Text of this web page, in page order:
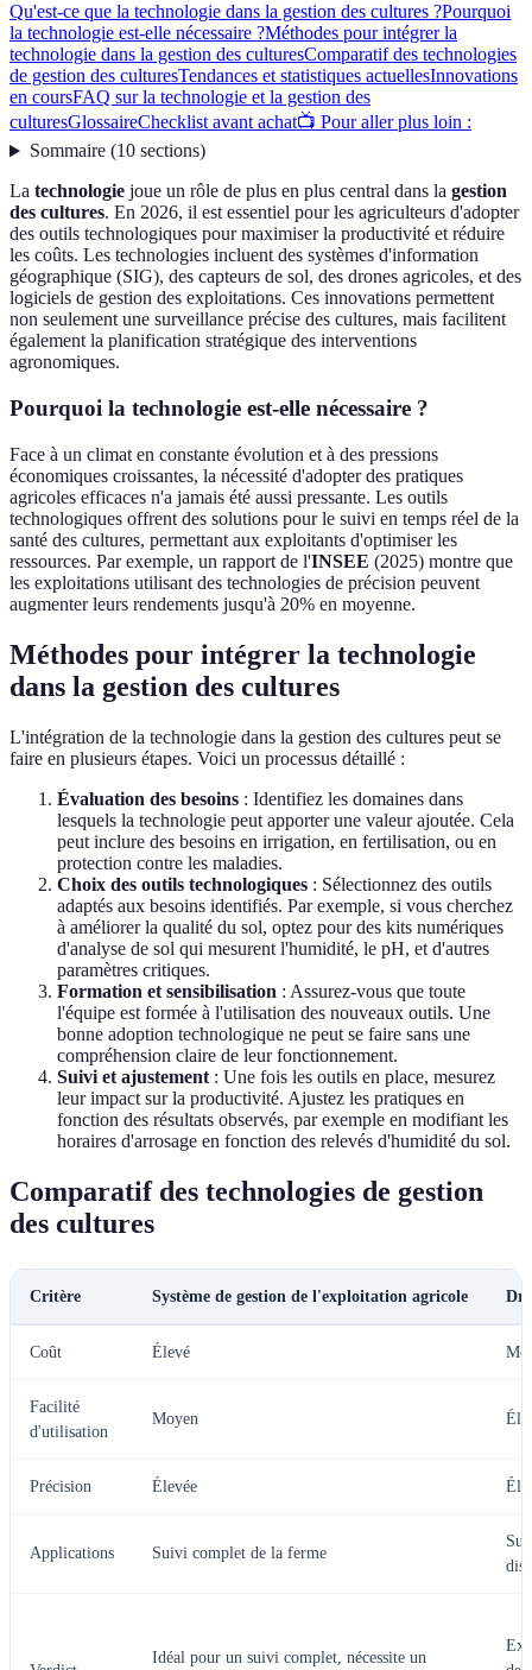
Qu'est-ce que la technologie dans la gestion des cultures ?Pourquoi
la technologie est-elle nécessaire ?Méthodes pour intégrer la
technologie dans la gestion des culturesComparatif des technologies
de gestion des culturesTendances et statistiques actuellesInnovations
en coursFAQ sur la technologie et la gestion des
culturesGlossaireChecklist avant achat📺 Pour aller plus loin :
Sommaire(10 sections)
La technologie joue un rôle de plus en plus central dans la gestion
des cultures. En 2026, il est essentiel pour les agriculteurs d'adopter
des outils technologiques pour maximiser la productivité et réduire
les coûts. Les technologies incluent des systèmes d'information
géographique (SIG), des capteurs de sol, des drones agricoles, et des
logiciels de gestion des exploitations. Ces innovations permettent
non seulement une surveillance précise des cultures, mais facilitent
également la planification stratégique des interventions
agronomiques.
Pourquoi la technologie est-elle nécessaire ?
Face à un climat en constante évolution et à des pressions
économiques croissantes, la nécessité d'adopter des pratiques
agricoles efficaces n'a jamais été aussi pressante. Les outils
technologiques offrent des solutions pour le suivi en temps réel de la
santé des cultures, permettant aux exploitants d'optimiser les
ressources. Par exemple, un rapport de l'INSEE (2025) montre que
les exploitations utilisant des technologies de précision peuvent
augmenter leurs rendements jusqu'à 20% en moyenne.
Méthodes pour intégrer la technologie
dans la gestion des cultures
L'intégration de la technologie dans la gestion des cultures peut se
faire en plusieurs étapes. Voici un processus détaillé :
Évaluation des besoins : Identifiez les domaines dans
lesquels la technologie peut apporter une valeur ajoutée. Cela
peut inclure des besoins en irrigation, en fertilisation, ou en
protection contre les maladies.
Choix des outils technologiques : Sélectionnez des outils
adaptés aux besoins identifiés. Par exemple, si vous cherchez
à améliorer la qualité du sol, optez pour des kits numériques
d'analyse de sol qui mesurent l'humidité, le pH, et d'autres
paramètres critiques.
Formation et sensibilisation : Assurez-vous que toute
l'équipe est formée à l'utilisation des nouveaux outils. Une
bonne adoption technologique ne peut se faire sans une
compréhension claire de leur fonctionnement.
Suivi et ajustement : Une fois les outils en place, mesurez
leur impact sur la productivité. Ajustez les pratiques en
fonction des résultats observés, par exemple en modifiant les
horaires d'arrosage en fonction des relevés d'humidité du sol.
Comparatif des technologies de gestion
des cultures
Critère Système de gestion de l'exploitation agricole
Coût Élevé
Facilité
d'utilisation
Moyen
Précision Élevée
Applications Suivi complet de la ferme
Idéal pour un suivi complet, nécessite un